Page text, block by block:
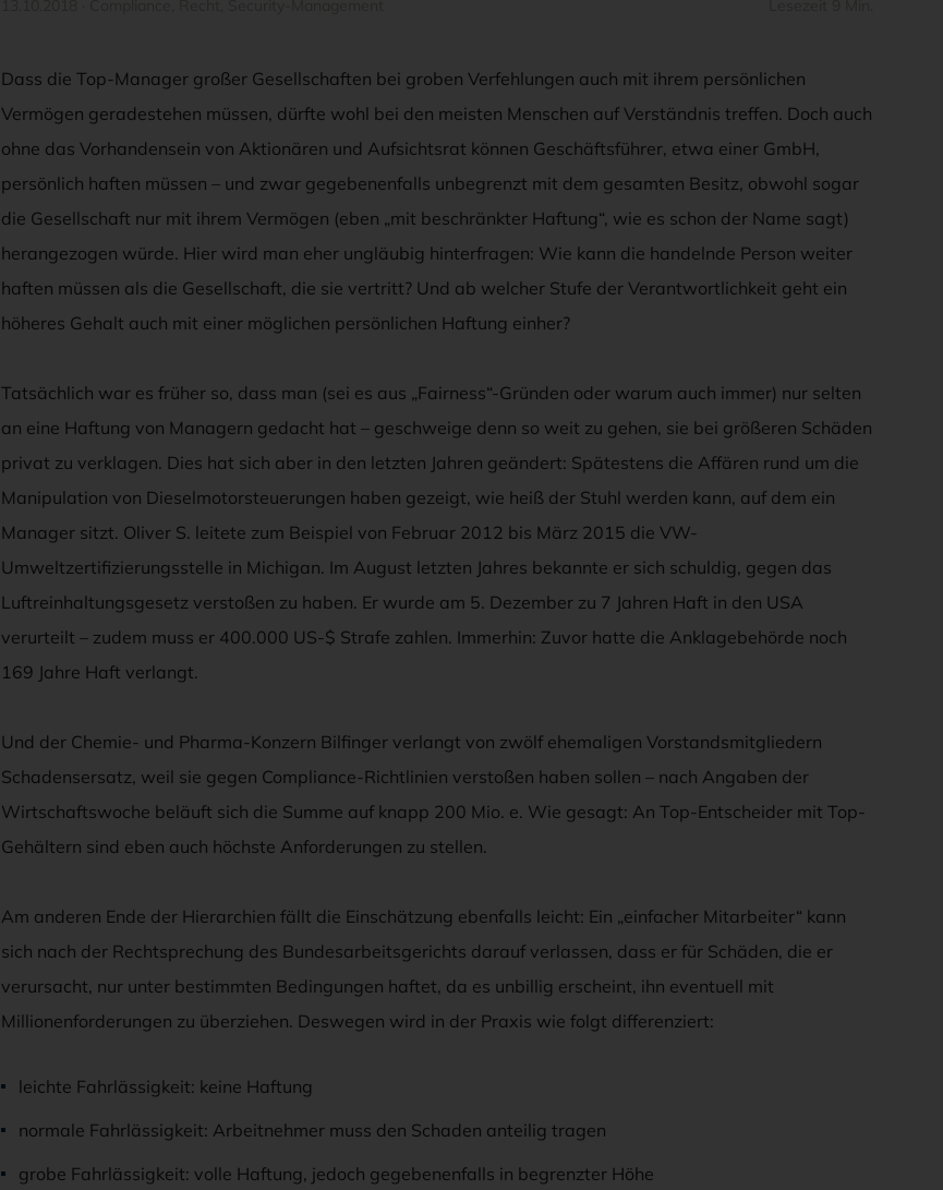
Dass die Top-Manager großer Gesellschaften bei groben Verfehlungen auch mit ihrem persönlichen
Vermögen geradestehen müssen, dürfte wohl bei den meisten Menschen auf Verständnis treffen. Doch auch
ohne das Vorhandensein von Aktionären und Aufsichtsrat können Geschäftsführer, etwa einer GmbH,
persönlich haften müssen – und zwar gegebenenfalls unbegrenzt mit dem gesamten Besitz, obwohl sogar
die Gesellschaft nur mit ihrem Vermögen (eben „mit beschränkter Haftung“, wie es schon der Name sagt)
herangezogen würde. Hier wird man eher ungläubig hinterfragen: Wie kann die handelnde Person weiter
haften müssen als die Gesellschaft, die sie vertritt? Und ab welcher Stufe der Verantwortlichkeit geht ein
höheres Gehalt auch mit einer möglichen persönlichen Haftung einher?
Tatsächlich war es früher so, dass man (sei es aus „Fairness“-Gründen oder warum auch immer) nur selten
an eine Haftung von Managern gedacht hat – geschweige denn so weit zu gehen, sie bei größeren Schäden
privat zu verklagen. Dies hat sich aber in den letzten Jahren geändert: Spätestens die Affären rund um die
Manipulation von Dieselmotorsteuerungen haben gezeigt, wie heiß der Stuhl werden kann, auf dem ein
Manager sitzt. Oliver S. leitete zum Beispiel von Februar 2012 bis März 2015 die VW-
Umweltzertifizierungsstelle in Michigan. Im August letzten Jahres bekannte er sich schuldig, gegen das
Luftreinhaltungsgesetz verstoßen zu haben. Er wurde am 5. Dezember zu 7 Jahren Haft in den USA
verurteilt – zudem muss er 400.000 US-$ Strafe zahlen. Immerhin: Zuvor hatte die Anklagebehörde noch
169 Jahre Haft verlangt.
Und der Chemie- und Pharma-Konzern Bilfinger verlangt von zwölf ehemaligen Vorstandsmitgliedern
Schadensersatz, weil sie gegen Compliance-Richtlinien verstoßen haben sollen – nach Angaben der
Wirtschaftswoche beläuft sich die Summe auf knapp 200 Mio. e. Wie gesagt: An Top-Entscheider mit Top-
Gehältern sind eben auch höchste Anforderungen zu stellen.
Am anderen Ende der Hierarchien fällt die Einschätzung ebenfalls leicht: Ein „einfacher Mitarbeiter“ kann
sich nach der Rechtsprechung des Bundesarbeitsgerichts darauf verlassen, dass er für Schäden, die er
verursacht, nur unter bestimmten Bedingungen haftet, da es unbillig erscheint, ihn eventuell mit
Millionenforderungen zu überziehen. Deswegen wird in der Praxis wie folgt differenziert:
leichte Fahrlässigkeit: keine Haftung
normale Fahrlässigkeit: Arbeitnehmer muss den Schaden anteilig tragen
grobe Fahrlässigkeit: volle Haftung, jedoch gegebenenfalls in begrenzter Höhe